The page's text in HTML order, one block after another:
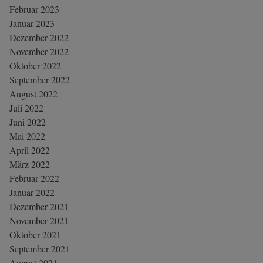
Februar 2023
Januar 2023
Dezember 2022
November 2022
Oktober 2022
September 2022
August 2022
Juli 2022
Juni 2022
Mai 2022
April 2022
März 2022
Februar 2022
Januar 2022
Dezember 2021
November 2021
Oktober 2021
September 2021